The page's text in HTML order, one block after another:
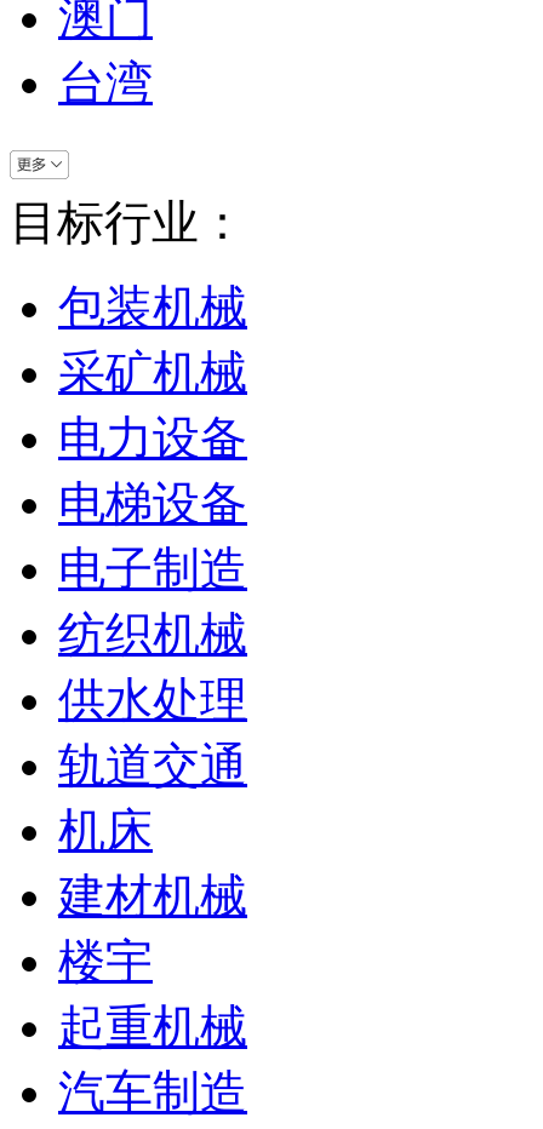
澳门
台湾
目标行业：
包装机械
采矿机械
电力设备
电梯设备
电子制造
纺织机械
供水处理
轨道交通
机床
建材机械
楼宇
起重机械
汽车制造